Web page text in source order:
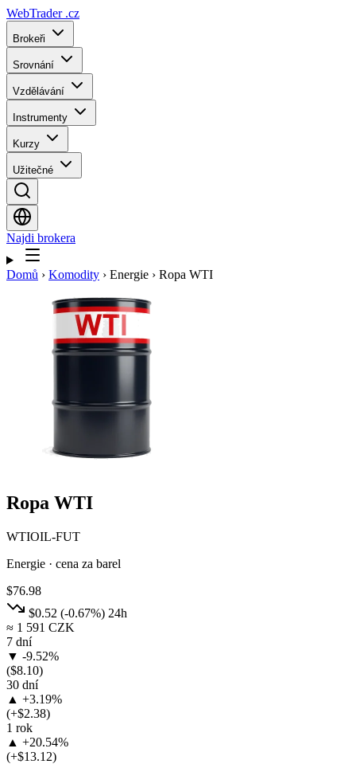
WebTrader .cz
Brokeři
Srovnání
Vzdělávání
Instrumenty
Kurzy
Užitečné
Najdi brokera
Domů › Komodity › Energie › Ropa WTI
Ropa WTI
WTIOIL-FUT
Energie · cena za barel
$76.98
$0.52 (-0.67%) 24h
≈ 1 591 CZK
7 dní
▼ -9.52%
($8.10)
30 dní
▲ +3.19%
(+$2.38)
1 rok
▲ +20.54%
(+$13.12)